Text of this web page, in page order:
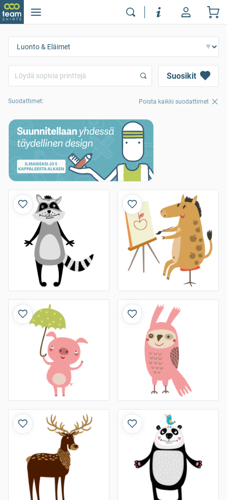
Suosikit
Suodattimet: Poista kaikki suodattimet